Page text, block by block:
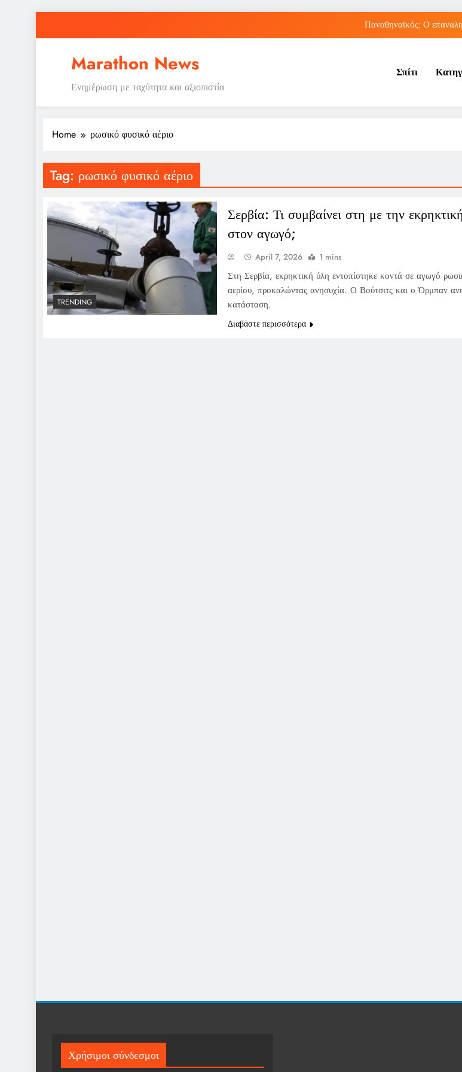
Παναθηναϊκός: Ο
Νέα Κρήτη: Πώς η φράση
Παναθηναϊκός: Ο
Marathon News
Ενημέρωση με ταχύτητα και αξιοπιστία
Σπίτι
Home ρωσικό φυσικό αέριο
Tag: ρωσικό φυσικό αέριο
TRENDING
Σερβία: Τι συμβαίνει στη με την
στον αγωγό;
April 7, 2026 1 mins
Στη Σερβία, εκρηκτική ύλη εντοπίστηκε κοντά σε αγωγό
αερίου, προκαλώντας ανησυχία. Ο Βούτσιτς και ο Όρμπαν
κατάσταση.
Διαβάστε περισσότερα
Χρήσιμοι σύνδεσμοι